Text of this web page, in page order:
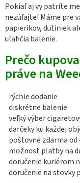
Pokiaľ aj vy patríte
nezúfajte! Máme pre
papierikov, dutiniek
uľahčia balenie.
Prečo
práve na
rýchle dodanie
diskrétne balenie
veľký výber
darčeky ku každej
poštovné zdarma od
možnosť platby na
doručenie kuriérom
doručenie na stovky